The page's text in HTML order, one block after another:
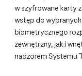
w szyfrowane karty
wstęp do
biometrycznego
zewnętrzny, jak i
nadzorem Systemu